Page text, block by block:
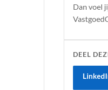
Dan voel
DEEL